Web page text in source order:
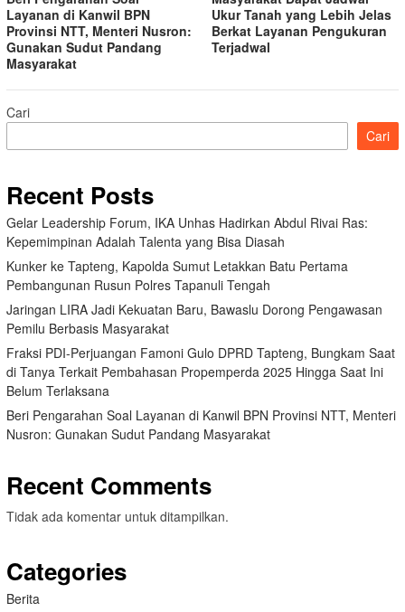
Layanan di Kanwil BPN
Provinsi NTT, Menteri Nusron:
Gunakan Sudut Pandang
Masyarakat
Ukur Tanah yang Lebih Jelas
Berkat Layanan Pengukuran
Terjadwal
Cari
Cari
Recent Posts
Gelar Leadership Forum, IKA Unhas Hadirkan Abdul Rivai Ras:
Kepemimpinan Adalah Talenta yang Bisa Diasah
Kunker ke Tapteng, Kapolda Sumut Letakkan Batu Pertama
Pembangunan Rusun Polres Tapanuli Tengah
Jaringan LIRA Jadi Kekuatan Baru, Bawaslu Dorong Pengawasan
Pemilu Berbasis Masyarakat
Fraksi PDI-Perjuangan Famoni Gulo DPRD Tapteng, Bungkam Saat
di Tanya Terkait Pembahasan Propemperda 2025 Hingga Saat Ini
Belum Terlaksana
Beri Pengarahan Soal Layanan di Kanwil BPN Provinsi NTT, Menteri
Nusron: Gunakan Sudut Pandang Masyarakat
Recent Comments
Tidak ada komentar untuk ditampilkan.
Categories
Berita